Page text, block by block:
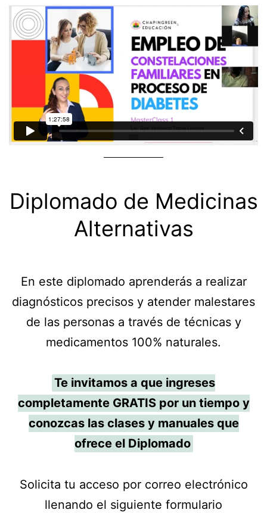
Diplomado de Medicinas
Alternativas
En este diplomado aprenderás a realizar
diagnósticos precisos y atender malestares
de las personas a través de técnicas y
medicamentos 100% naturales.
Te invitamos a que ingreses
completamente GRATIS por un tiempo y
conozcas las clases y manuales que
ofrece el Diplomado
Solicita tu acceso por correo electrónico
llenando el siguiente formulario